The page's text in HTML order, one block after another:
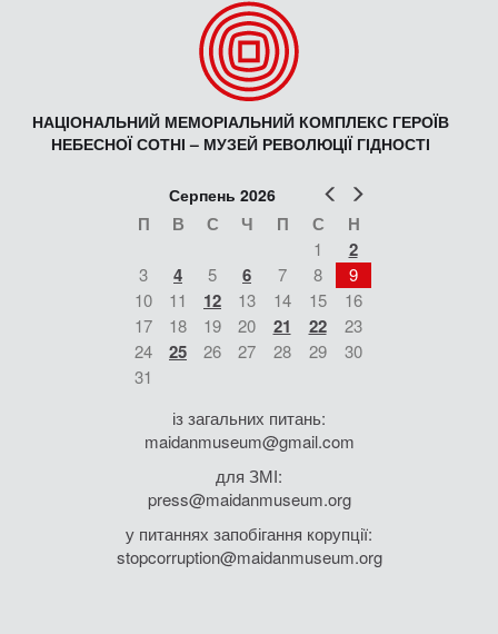
НАЦІОНАЛЬНИЙ МЕМОРІАЛЬНИЙ КОМПЛЕКС ГЕРОЇВ
НЕБЕСНОЇ СОТНІ – МУЗЕЙ РЕВОЛЮЦІЇ ГІДНОСТІ
Попер
Серпень 2026
П В С Ч П С Н
1 2
3 4 5 6 7 8
9
10
11 12 13 14 15
16
17
18 19 20 21 22
23
24
25 26 27 28 29
30
31
із загальних питань:
maidanmuseum@gmail.com
для ЗМІ:
press@maidanmuseum.org
у питаннях запобігання корупції:
stopcorruption@maidanmuseum.org